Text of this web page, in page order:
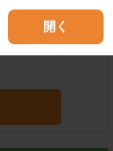
開く
空港名